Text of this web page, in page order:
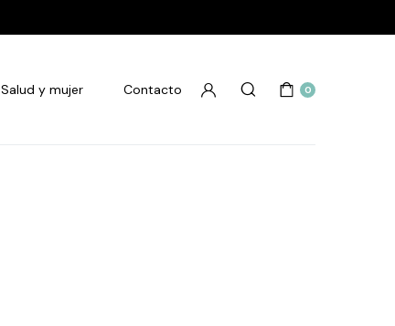
Salud y mujer Contacto 0